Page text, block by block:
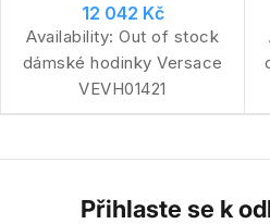
12 042 Kč
Availability: Out of stock
dámské hodinky Versace
VEVH01421
Přihlaste se k